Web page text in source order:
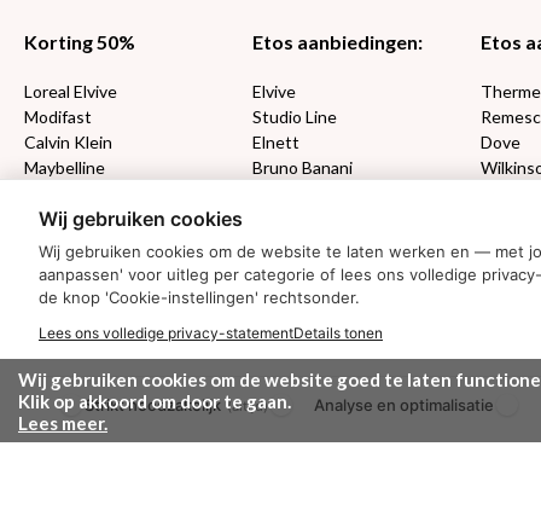
Korting 50%
Loreal Elvive
Modifast
Calvin Klein
Maybelline
Etos aanbiedingen:
Elvive
Studio Line
Elnett
Bruno Banani
Etos
Therme
Dove
MONDKAPJES
NIVEA SUN
VISION SUN
Ambre Solaire
Zwitsal SUN
Biodermal SUN
Wij gebruiken cookies om de website goed te laten
Klik op akkoord om door te gaan.
Lees meer.
Wij gebruiken cookies
Wij gebruiken cookies om de website te laten werken en — met
aanpassen' voor uitleg per categorie of lees ons volledige
de knop 'Cookie-instellingen' rechtsonder.
Lees ons volledige privacy-statementDetails tonen
Strikt noodzakelijk (altijd) Analyse en optimalisatie